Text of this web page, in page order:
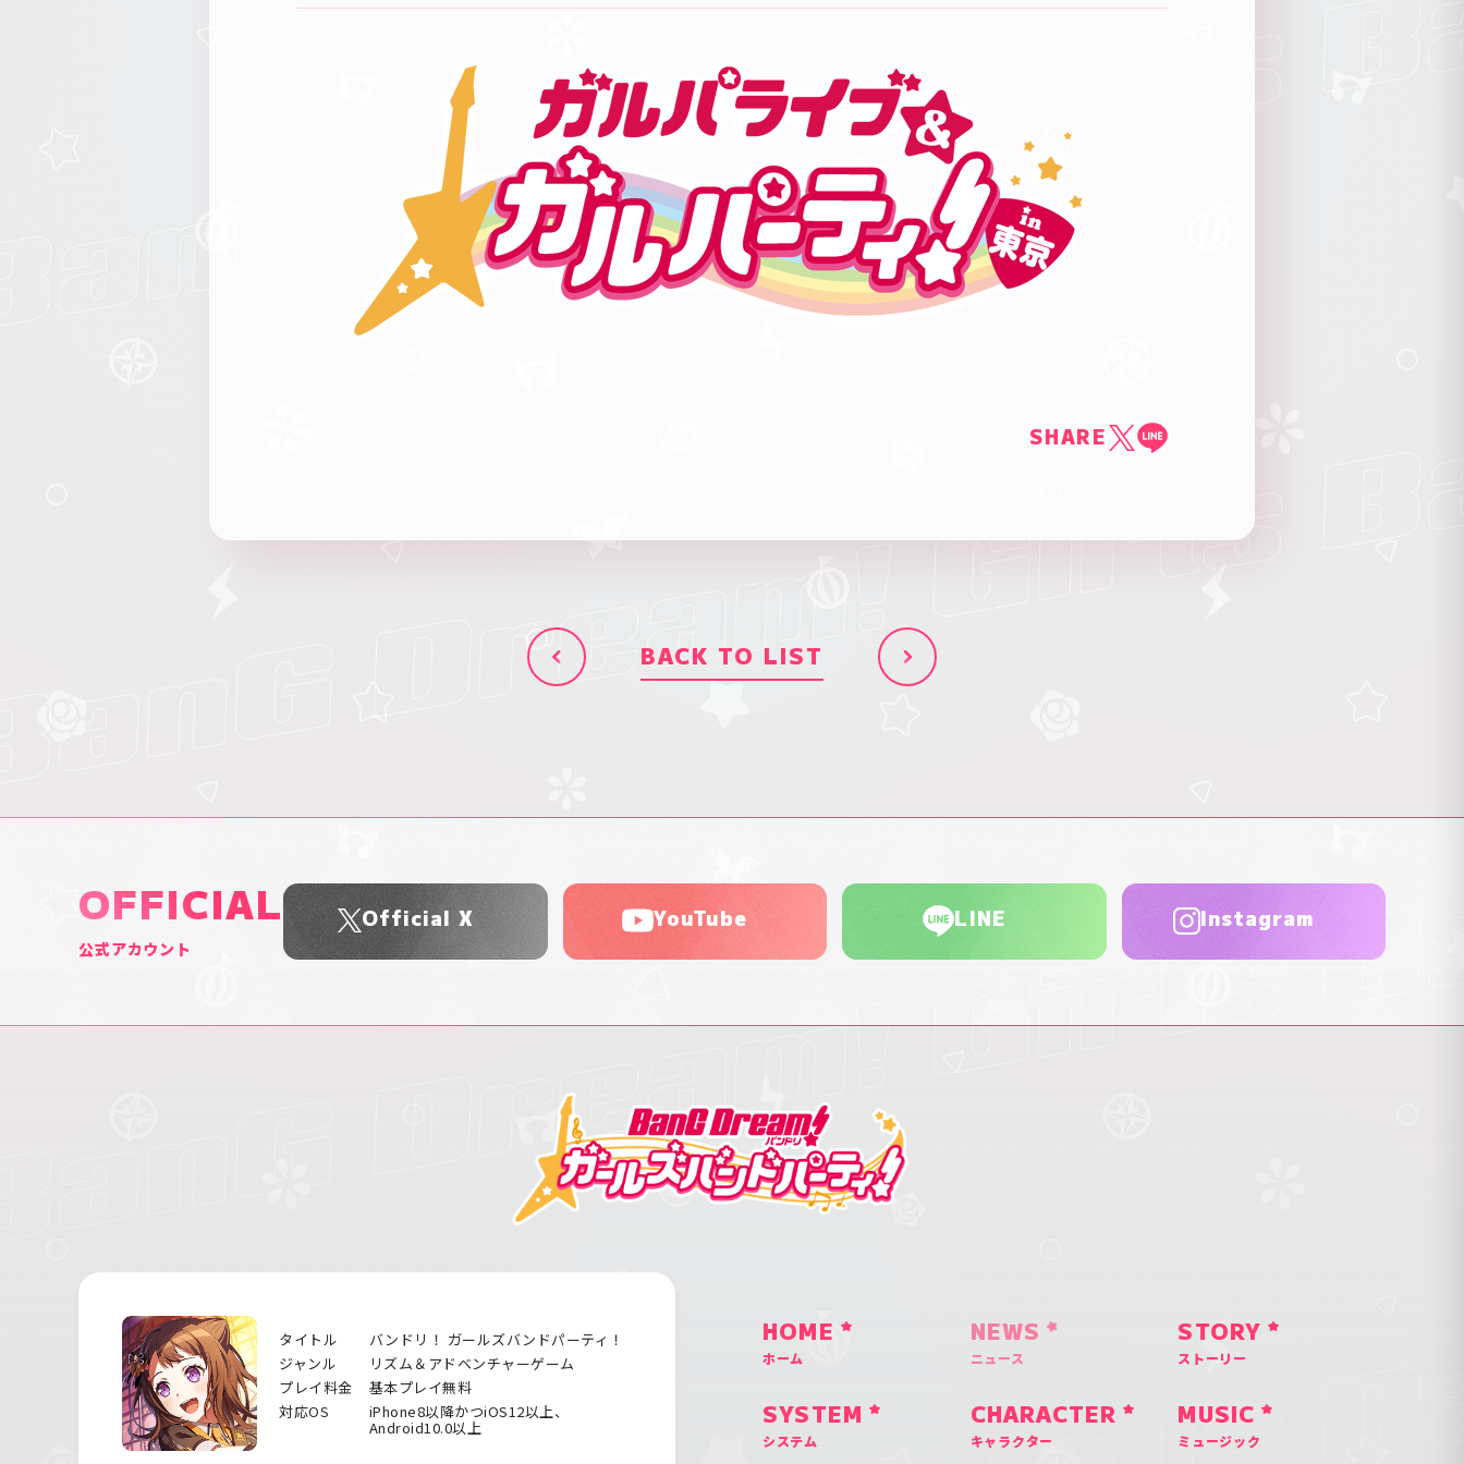
SHARE
BACK TO LIST
OFFICIAL
公式アカウント
Official X YouTube LINE Instagram
HOME
ホーム
NEWS
ニュース
STORY
ストーリー
SYSTEM
システム
CHARACTER
キャラクター
MUSIC
ミュージック
タイトル
バンドリ！ ガールズバンドパーティ！
ジャンル
リズム＆アドベンチャーゲーム
プレイ料金
基本プレイ無料
対応OS
iPhone8以降かつiOS12以上、
Android10.0以上